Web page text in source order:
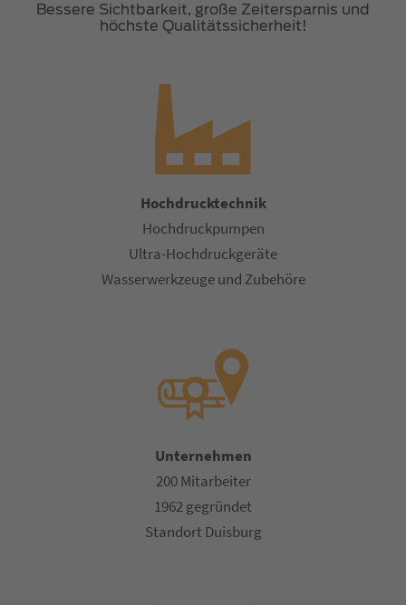
Bessere Sichtbarkeit, große Zeitersparnis und
höchste Qualitätssicherheit!
Hochdrucktechnik
Hochdruckpumpen
Ultra-Hochdruckgeräte
Wasserwerkzeuge und Zubehöre
Unternehmen
200 Mitarbeiter
1962 gegründet
Standort Duisburg